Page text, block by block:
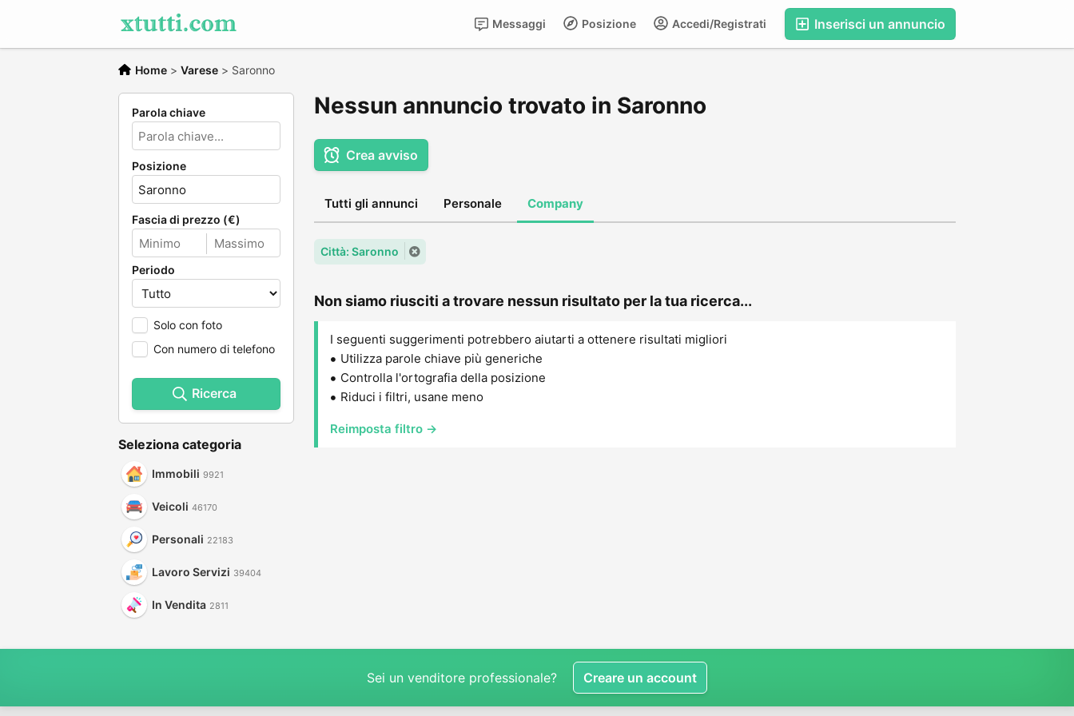
Inserisci un annuncio
Accedi/Registrati
Posizione
Messaggi
Home > Varese > Saronno
Parola chiave
Posizione
Fascia di prezzo (€)
Periodo
Solo con foto
Con numero di telefono
Ricerca
Seleziona categoria
Immobili 9921
Veicoli 46170
Personali 22183
Lavoro Servizi 39404
In Vendita 2811
Nessun annuncio trovato in Saronno
Crea avviso
Tutti gli annunci Personale Company
Città: Saronno
Non siamo riusciti a trovare nessun risultato per la tua ricerca...
I seguenti suggerimenti potrebbero aiutarti a ottenere risultati migliori
Utilizza parole chiave più generiche
Controlla l'ortografia della posizione
Riduci i filtri, usane meno
Reimposta filtro →
Sei un venditore professionale? Creare un account